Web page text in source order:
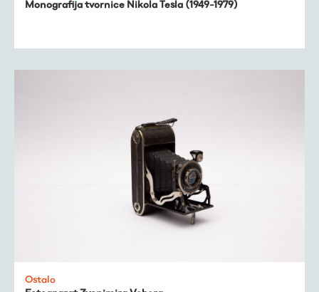
Monografija tvornice Nikola Tesla (1949-1979)
Ostalo